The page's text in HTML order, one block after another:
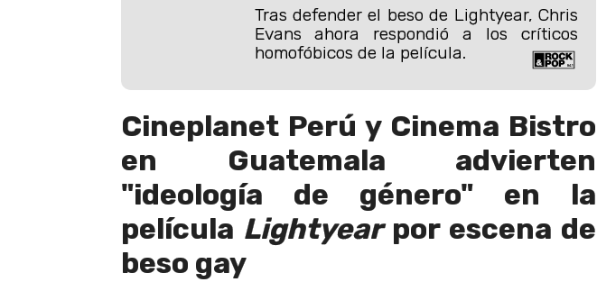
Tras defender el beso de Lightyear, Chris
Evans ahora respondió a los críticos
homofóbicos de la película.
Cineplanet Perú y Cinema Bistro
en Guatemala advierten
"ideología de género" en la
película Lightyearpor escena de
beso gay